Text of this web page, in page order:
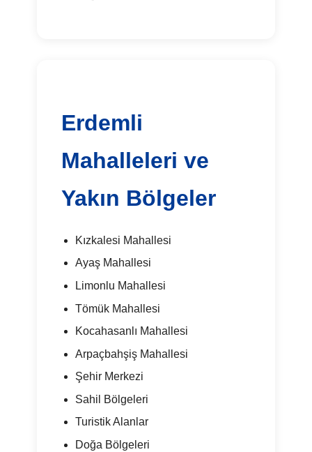
Erdemli
Mahalleleri ve
Yakın Bölgeler
Kızkalesi Mahallesi
Ayaş Mahallesi
Limonlu Mahallesi
Tömük Mahallesi
Kocahasanlı Mahallesi
Arpaçbahşiş Mahallesi
Şehir Merkezi
Sahil Bölgeleri
Turistik Alanlar
Doğa Bölgeleri